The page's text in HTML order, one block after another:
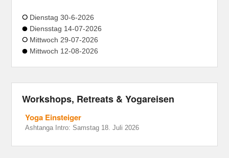
Dienstag 30-6-2026
Diensstag 14-07-2026
Mittwoch 29-07-2026
Mittwoch 12-08-2026
Workshops, Retreats & Yogareisen
Yoga Einsteiger
Ashtanga Intro: Samstag 18. Juli 2026